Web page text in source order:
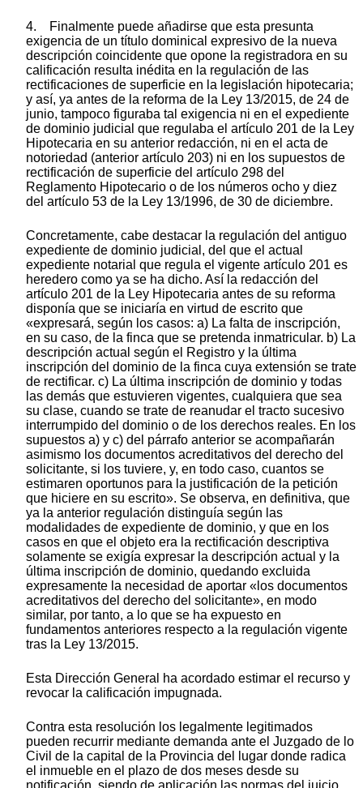
4. Finalmente puede añadirse que esta presunta
exigencia de un título dominical expresivo de la nueva
descripción coincidente que opone la registradora en su
calificación resulta inédita en la regulación de las
rectificaciones de superficie en la legislación hipotecaria;
y así, ya antes de la reforma de la Ley 13/2015, de 24 de
junio, tampoco figuraba tal exigencia ni en el expediente
de dominio judicial que regulaba el artículo 201 de la Ley
Hipotecaria en su anterior redacción, ni en el acta de
notoriedad (anterior artículo 203) ni en los supuestos de
rectificación de superficie del artículo 298 del
Reglamento Hipotecario o de los números ocho y diez
del artículo 53 de la Ley 13/1996, de 30 de diciembre.
Concretamente, cabe destacar la regulación del antiguo
expediente de dominio judicial, del que el actual
expediente notarial que regula el vigente artículo 201 es
heredero como ya se ha dicho. Así la redacción del
artículo 201 de la Ley Hipotecaria antes de su reforma
disponía que se iniciaría en virtud de escrito que
«expresará, según los casos: a) La falta de inscripción,
en su caso, de la finca que se pretenda inmatricular. b) La
descripción actual según el Registro y la última
inscripción del dominio de la finca cuya extensión se trate
de rectificar. c) La última inscripción de dominio y todas
las demás que estuvieren vigentes, cualquiera que sea
su clase, cuando se trate de reanudar el tracto sucesivo
interrumpido del dominio o de los derechos reales. En los
supuestos a) y c) del párrafo anterior se acompañarán
asimismo los documentos acreditativos del derecho del
solicitante, si los tuviere, y, en todo caso, cuantos se
estimaren oportunos para la justificación de la petición
que hiciere en su escrito». Se observa, en definitiva, que
ya la anterior regulación distinguía según las
modalidades de expediente de dominio, y que en los
casos en que el objeto era la rectificación descriptiva
solamente se exigía expresar la descripción actual y la
última inscripción de dominio, quedando excluida
expresamente la necesidad de aportar «los documentos
acreditativos del derecho del solicitante», en modo
similar, por tanto, a lo que se ha expuesto en
fundamentos anteriores respecto a la regulación vigente
tras la Ley 13/2015.
Esta Dirección General ha acordado estimar el recurso y
revocar la calificación impugnada.
Contra esta resolución los legalmente legitimados
pueden recurrir mediante demanda ante el Juzgado de lo
Civil de la capital de la Provincia del lugar donde radica
el inmueble en el plazo de dos meses desde su
notificación, siendo de aplicación las normas del juicio